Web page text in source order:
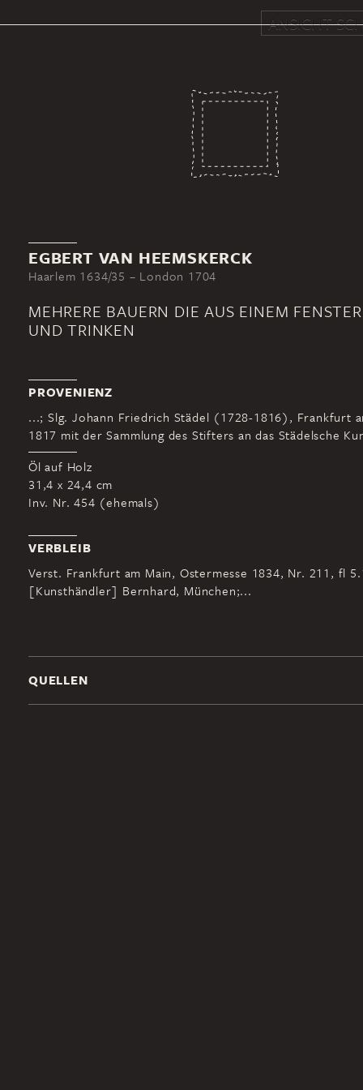
ANSICHT
EGBERT VAN HEEMSKERCK
Haarlem 1634/35 – London 1704
MEHRERE BAUERN DIE AUS EINEM
UND TRINKEN
PROVENIENZ
...; Slg. Johann Friedrich Städel (1728-1816), Frankfurt
1817 mit der Sammlung des Stifters an das Städelsche
Öl auf Holz
31,4 x 24,4 cm
Inv. Nr. 454 (ehemals)
VERBLEIB
Verst. Frankfurt am Main, Ostermesse 1834, Nr. 211, fl
[Kunsthändler] Bernhard, München;...
QUELLEN